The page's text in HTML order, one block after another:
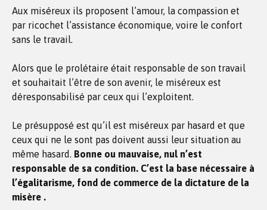
Aux miséreux ils proposent l’amour, la compassion et
par ricochet l’assistance économique, voire le confort
sans le travail.
Alors que le prolétaire était responsable de son travail
et souhaitait l’être de son avenir, le miséreux est
déresponsabilisé par ceux qui l’exploitent.
Le présupposé est qu’il est miséreux par hasard et que
ceux qui ne le sont pas doivent aussi leur situation au
même hasard. Bonne ou mauvaise, nul n’est
responsable de sa condition. C’est la base nécessaire à
l’égalitarisme, fond de commerce de la dictature de la
misère .